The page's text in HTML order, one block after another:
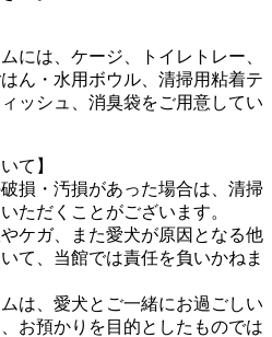
には、ケージ、トイレトレー、
ん・水用ボウル、清掃用粘着テ
ッシュ、消臭袋をご用意してい
て】
損・汚損があった場合は、清掃
ただくことがございます。
ケガ、また愛犬が原因となる他
て、当館では責任を負いかねま
は、愛犬とご一緒にお過ごしい
お預かりを目的としたものでは